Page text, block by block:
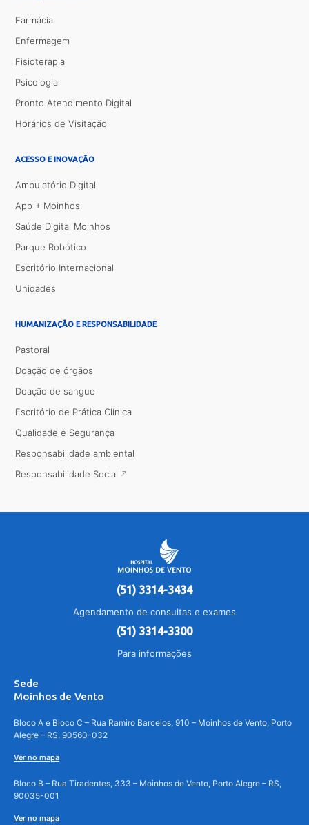
Farmácia
Enfermagem
Fisioterapia
Psicologia
Pronto Atendimento Digital
Horários de Visitação
ACESSO E INOVAÇÃO
Ambulatório Digital
App + Moinhos
Saúde Digital Moinhos
Parque Robótico
Escritório Internacional
Unidades
HUMANIZAÇÃO E RESPONSABILIDADE
Pastoral
Doação de órgãos
Doação de sangue
Escritório de Prática Clínica
Qualidade e Segurança
Responsabilidade ambiental
Responsabilidade Social
(51) 3314-3434
Agendamento de consultas e exames
(51) 3314-3300
Para informações
Sede
Moinhos de Vento
Bloco A e Bloco C – Rua Ramiro Barcelos, 910 – Moinhos de Vento, Porto
Alegre – RS, 90560-032
Ver no mapa
Bloco B – Rua Tiradentes, 333 – Moinhos de Vento, Porto Alegre – RS,
90035-001
Ver no mapa